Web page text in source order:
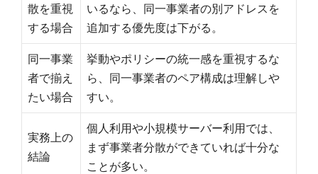
散を重視
する場合
いるなら、同一事業者の別アドレスを
追加する優先度は下がる。
同一事業
者で揃え
たい場合
挙動やポリシーの統一感を重視するな
ら、同一事業者のペア構成は理解しや
すい。
実務上の
結論
個人利用や小規模サーバー利用では、
まず事業者分散ができていれば十分な
ことが多い。